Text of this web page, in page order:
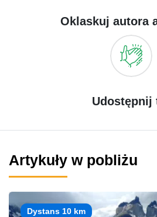
Oklaskuj autora
Udostępnij
Artykuły w pobliżu
Dystans 10 km